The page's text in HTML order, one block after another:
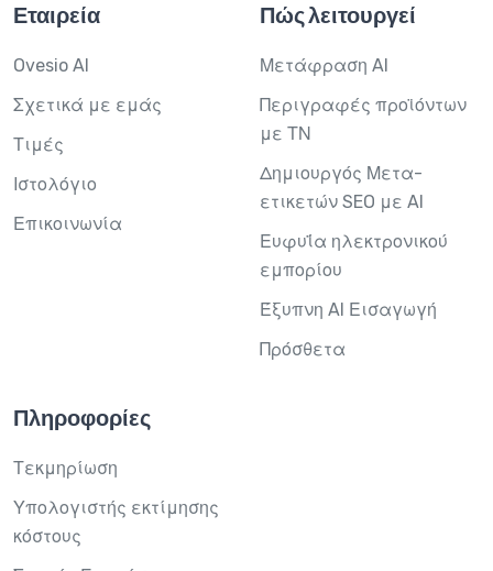
Εταιρεία
Ovesio AI
Σχετικά με εμάς
Τιμές
Ιστολόγιο
Επικοινωνία
Πώς λειτουργεί
Μετάφραση AI
Περιγραφές προϊόντων
με ΤΝ
Δημιουργός Μετα-
ετικετών SEO με AI
Ευφυΐα ηλεκτρονικού
εμπορίου
Έξυπνη AI Εισαγωγή
Πρόσθετα
Πληροφορίες
Τεκμηρίωση
Υπολογιστής εκτίμησης
κόστους